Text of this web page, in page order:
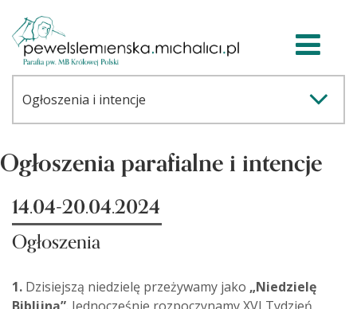
Ogłoszenia parafialne i intencje
14.04-20.04.2024
Ogłoszenia
1. Dzisiejszą niedzielę przeżywamy jako „Niedzielę